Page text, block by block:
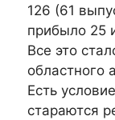
126 (61
прибыло 25
Все это
областного
Есть
стараются